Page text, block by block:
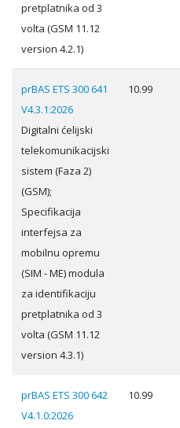
pretplatnika od 3
volta (GSM 11.12
version 4.2.1)
prBAS ETS 300 641
V4.3.1:2026
Digitalni ćelijski
telekomunikacijski
sistem (Faza 2)
(GSM);
Specifikacija
interfejsa za
mobilnu opremu
(SIM - ME) modula
za identifikaciju
pretplatnika od 3
volta (GSM 11.12
version 4.3.1)
10.99
prBAS ETS 300 642
V4.1.0:2026
10.99